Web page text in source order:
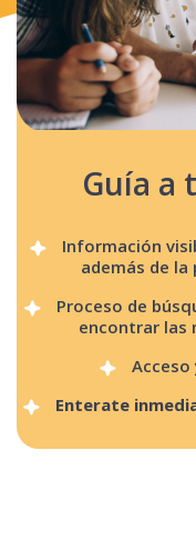
Guía a
Información
además de
Proceso de
encontrar las
Enterate